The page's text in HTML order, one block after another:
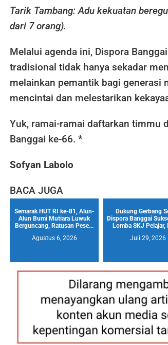
Tarik Tambang: Adu kekuatan
dari 7 orang).
Melalui agenda ini, Dispora
tradisional tidak hanya sekadar
melainkan pemantik bagi generasi
mencintai dan melestarikan
Yuk, ramai-ramai daftarkan timmu
Banggai ke-66. *
Sofyan Labolo
BACA JUGA
Semarak HUT RI ke-81, Alun-
Alun Bumi Mutiara Luwuk
Berguncang, Ratusan Pese...
Agustus 6, 2026
Dukung Gerbang
Dispora Banggai
Lomba SKJ Pelajar,
Juli 29, 2026